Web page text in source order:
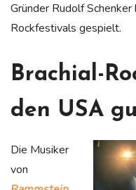
Gründer Rudolf
Rockfestivals gespielt.
Brachial-
den USA
Die Musiker
von